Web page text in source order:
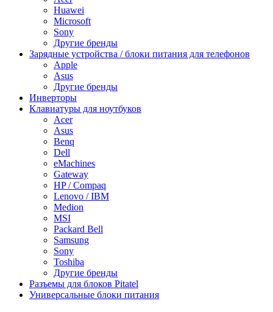
Huawei
Microsoft
Sony
Другие бренды
Зарядные устройства / блоки питания для телефонов
Apple
Asus
Другие бренды
Инверторы
Клавиатуры для ноутбуков
Acer
Asus
Benq
Dell
eMachines
Gateway
HP / Compaq
Lenovo / IBM
Medion
MSI
Packard Bell
Samsung
Sony
Toshiba
Другие бренды
Разъемы для блоков Pitatel
Универсальные блоки питания